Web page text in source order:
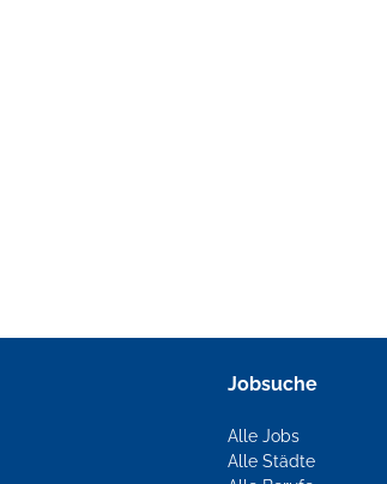
Jobsuche
Alle Jobs
Alle Städte